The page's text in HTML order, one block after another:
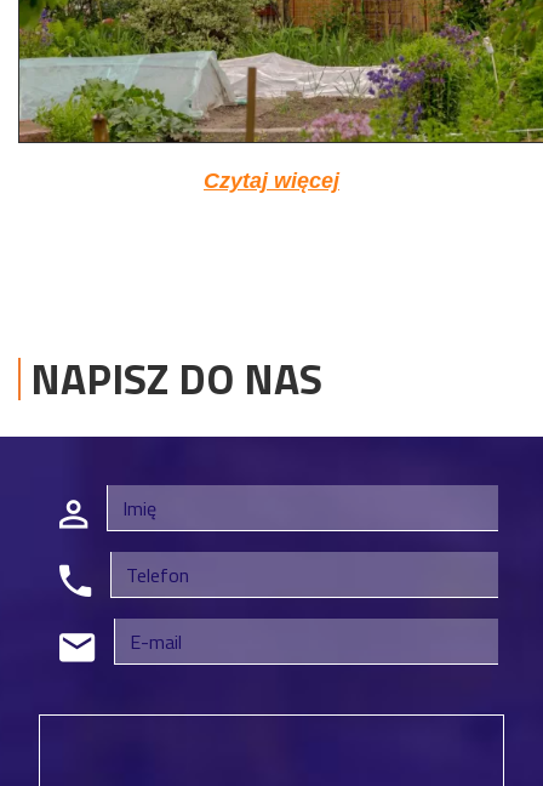
Czytaj więcej
NAPISZ DO NAS